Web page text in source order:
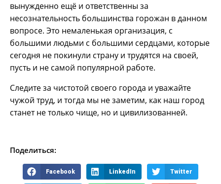
вынужденно ещё и ответственны за
несознательность большинства горожан в данном
вопросе. Это немаленькая организация, с
большими людьми с большими сердцами, которые
сегодня не покинули страну и трудятся на своей,
пусть и не самой популярной работе.
Следите за чистотой своего города и уважайте
чужой труд, и тогда мы не заметим, как наш город
станет не только чище, но и цивилизованней.
Поделиться:
Facebook LinkedIn Twitter